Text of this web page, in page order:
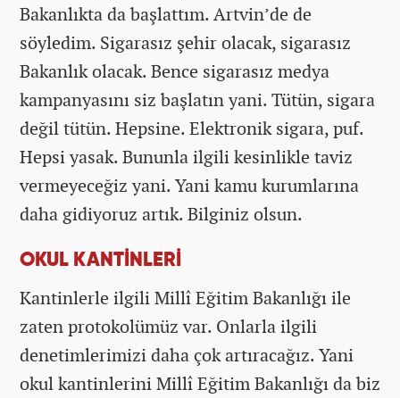
Bakanlıkta da başlattım. Artvin’de de
söyledim. Sigarasız şehir olacak, sigarasız
Bakanlık olacak. Bence sigarasız medya
kampanyasını siz başlatın yani. Tütün, sigara
değil tütün. Hepsine. Elektronik sigara, puf.
Hepsi yasak. Bununla ilgili kesinlikle taviz
vermeyeceğiz yani. Yani kamu kurumlarına
daha gidiyoruz artık. Bilginiz olsun.
OKUL KANTİNLERİ
Kantinlerle ilgili Millî Eğitim Bakanlığı ile
zaten protokolümüz var. Onlarla ilgili
denetimlerimizi daha çok artıracağız. Yani
okul kantinlerini Millî Eğitim Bakanlığı da biz